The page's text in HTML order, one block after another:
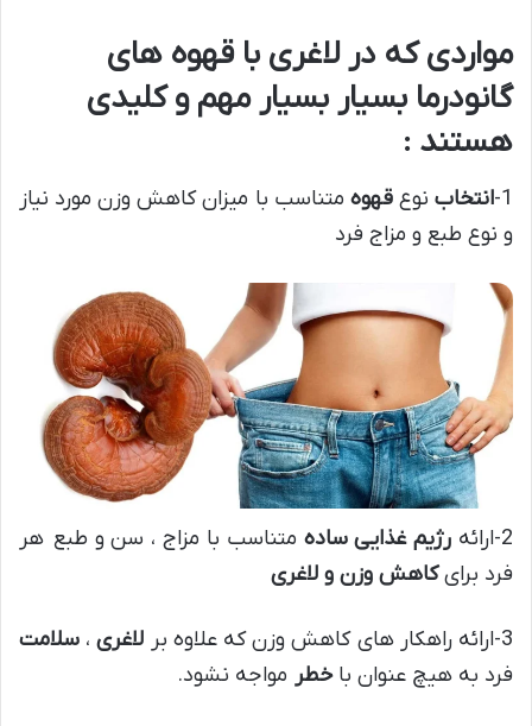
مواردی که در لاغری با قهوه های
گانودرما بسیار بسیار مهم و کلیدی
هستند :
1- انتخابنوعقهوه متناسب با میزان کاهش وزن مورد نیاز
و نوع طبع و مزاج فرد
2-ارائه رژیم غذایی ساده متناسب با مزاج ، سن و طبع هر
فرد برایکاهش وزن و لاغری
3-ارائه راهکار های کاهش وزن که علاوه بر لاغری، سلامت
فرد به هیچ عنوان باخطر مواجه نشود.